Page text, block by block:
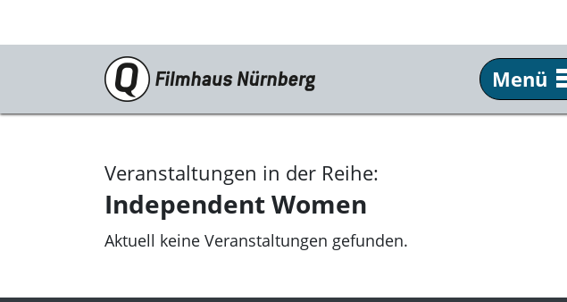
Menü
Programm
Reprise
Schwerpunkte
Info
Veranstaltungen in der Reihe:
Independent Women
Aktuell keine Veranstaltungen gefunden.